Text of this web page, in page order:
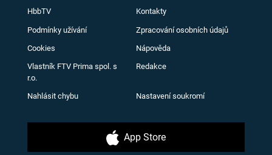
HbbTV Kontakty
Podmínky užívání Zpracování osobních údajů
Cookies Nápověda
Vlastník FTV Prima spol. s
r.o.
Redakce
Nahlásit chybu Nastavení soukromí
App Store